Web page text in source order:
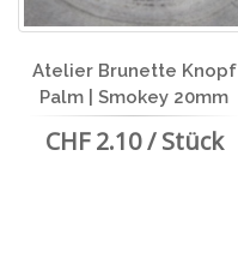
Atelier Brunette Knopf
Palm | Smokey 20mm
CHF 2.10 / Stück